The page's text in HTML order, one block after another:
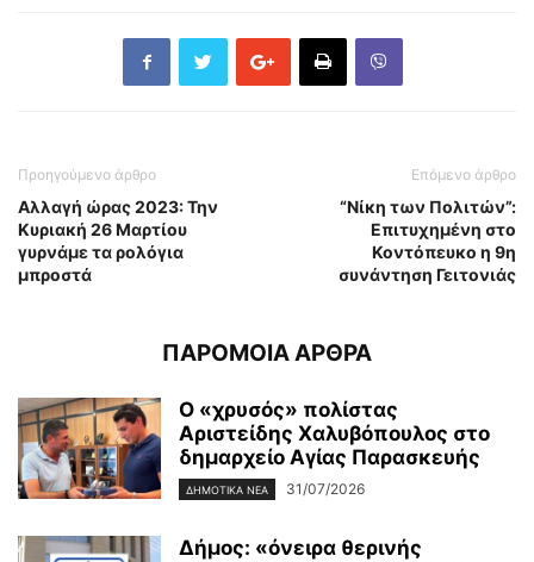
Προηγούμενο άρθρο
Αλλαγή ώρας 2023: Την
Κυριακή 26 Μαρτίου
γυρνάμε τα ρολόγια
μπροστά
Επόμενο άρθρο
“Νίκη των Πολιτών”:
Επιτυχημένη στο
Κοντόπευκο η 9η
συνάντηση Γειτονιάς
ΠΑΡΟΜΟΙΑ ΑΡΘΡΑ
Ο «χρυσός» πολίστας
Αριστείδης Χαλυβόπουλος στο
δημαρχείο Αγίας Παρασκευής
ΔΗΜΟΤΙΚΑ ΝΕΑ 31/07/2026
Δήμος: «όνειρα θερινής